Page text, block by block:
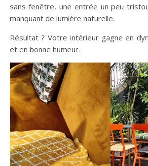
sans fenêtre, une entrée un peu
manquant de lumière naturelle.
Résultat ? Votre intérieur gagne en
et en bonne humeur.